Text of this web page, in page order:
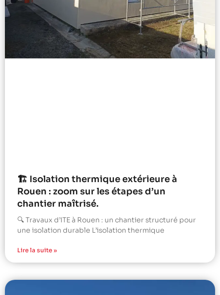
🏗️ Isolation thermique extérieure à
Rouen : zoom sur les étapes d’un
chantier maîtrisé.
🔍 Travaux d’ITE à Rouen : un chantier structuré pour
une isolation durable L’isolation thermique
Lire la suite »